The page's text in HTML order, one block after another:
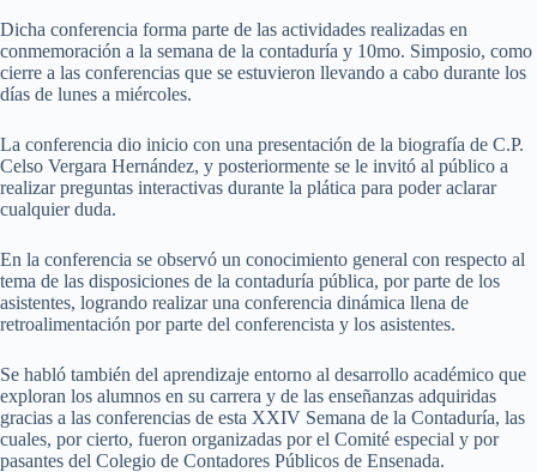
Dicha conferencia forma parte de las actividades realizadas en
conmemoración a la semana de la contaduría y 10mo. Simposio, como
cierre a las conferencias que se estuvieron llevando a cabo durante los
días de lunes a miércoles.
La conferencia dio inicio con una presentación de la biografía de C.P.
Celso Vergara Hernández, y posteriormente se le invitó al público a
realizar preguntas interactivas durante la plática para poder aclarar
cualquier duda.
En la conferencia se observó un conocimiento general con respecto al
tema de las disposiciones de la contaduría pública, por parte de los
asistentes, logrando realizar una conferencia dinámica llena de
retroalimentación por parte del conferencista y los asistentes.
Se habló también del aprendizaje entorno al desarrollo académico que
exploran los alumnos en su carrera y de las enseñanzas adquiridas
gracias a las conferencias de esta XXIV Semana de la Contaduría, las
cuales, por cierto, fueron organizadas por el Comité especial y por
pasantes del Colegio de Contadores Públicos de Ensenada.